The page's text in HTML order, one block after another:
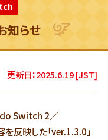
知らせ
更新日：2025.6.19 [JST]
Switch 2／
反映した「ver.1.3.0」